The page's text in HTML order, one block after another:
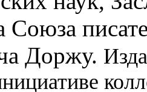
Союза
Доржу.